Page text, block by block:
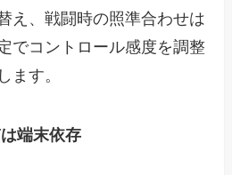
え、戦闘時の照準合わせは
でコントロール感度を調整
ます。
端末依存